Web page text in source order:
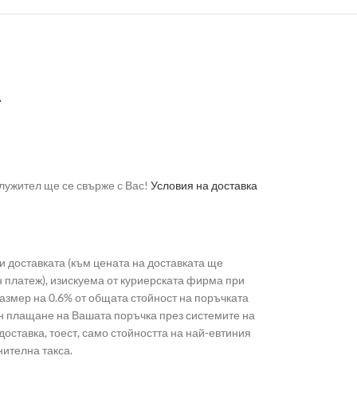
ще се свърже с Вас! Условия на доставка
(към цената на доставката ще
изискуема от куриерската фирма при
на 0.6% от общата стойност на поръчката
плащане на Вашата поръчка през системите на
тоест, само стойността на най-евтиния
такса.